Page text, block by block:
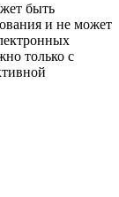
быть
и не может
только с